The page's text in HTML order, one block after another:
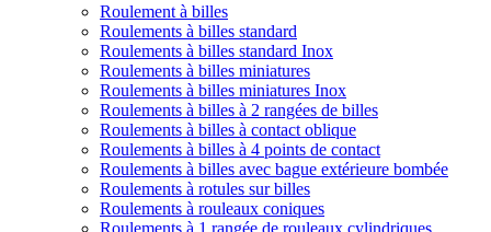
Roulement à billes
Roulements à billes standard
Roulements à billes standard Inox
Roulements à billes miniatures
Roulements à billes miniatures Inox
Roulements à billes à 2 rangées de billes
Roulements à billes à contact oblique
Roulements à billes à 4 points de contact
Roulements à billes avec bague extérieure bombée
Roulements à rotules sur billes
Roulements à rouleaux coniques
Roulements à 1 rangée de rouleaux cylindriques